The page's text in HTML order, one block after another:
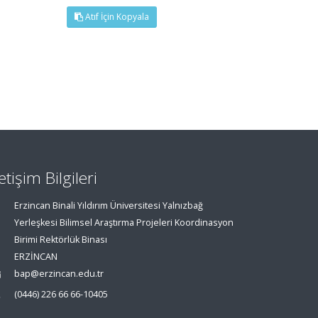
Atıf İçin Kopyala
Bilgileri
Erzincan Binali Yıldırım Üniversitesi Yalnızbağ
Yerleşkesi Bilimsel Araştırma Projeleri Koordinasyon
Birimi Rektörlük Binası
ERZİNCAN
bap@erzincan.edu.tr
(0446) 226 66 66-10405